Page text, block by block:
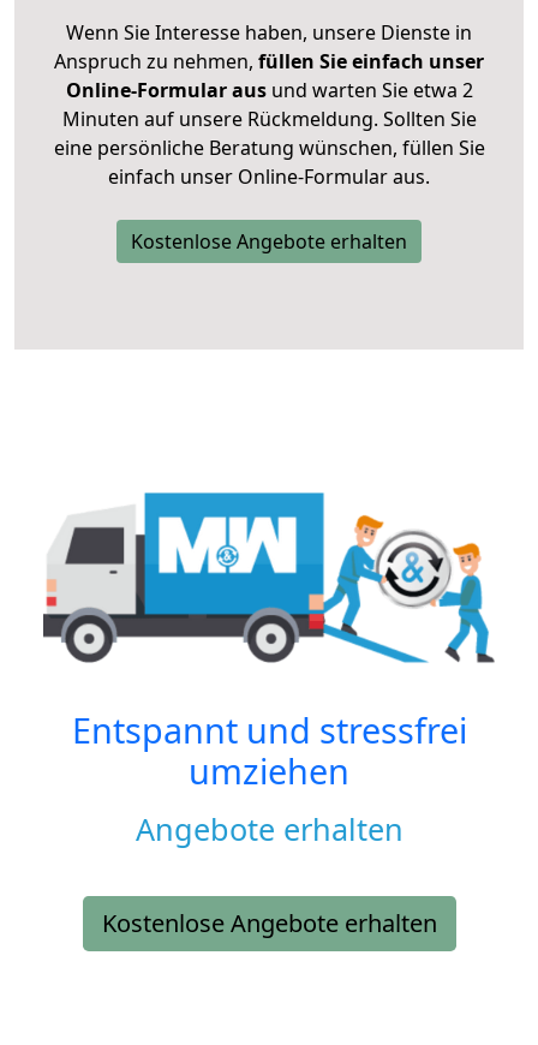
Wenn Sie Interesse haben, unsere Dienste in
Anspruch zu nehmen, füllen Sie einfach unser
Online-Formular ausund warten Sie etwa 2
Minuten auf unsere Rückmeldung. Sollten Sie
eine persönliche Beratung wünschen, füllen Sie
einfach unser Online-Formular aus.
Kostenlose Angebote erhalten
Entspannt und stressfrei
umziehen
Angebote erhalten
Kostenlose Angebote erhalten